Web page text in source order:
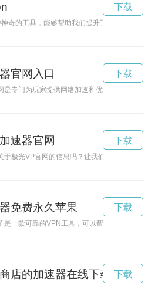
奇的工具，能够帮助我们提升工作效率，更快
下载
官网入口
是专门为玩家提供网络加速和优化服务的平台
下载
速器官网
于极光VP官网的信息吗？让我们一起探寻这个
下载
免费永久苹果
是一款可靠的VPN工具，可以帮助用户加速网
下载
店的加速器在线下载 下载